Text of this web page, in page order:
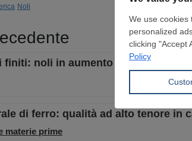
Noli
finiti: noli in aumento a giugno
di ferro: qualità ad alto tenore in
materie prime